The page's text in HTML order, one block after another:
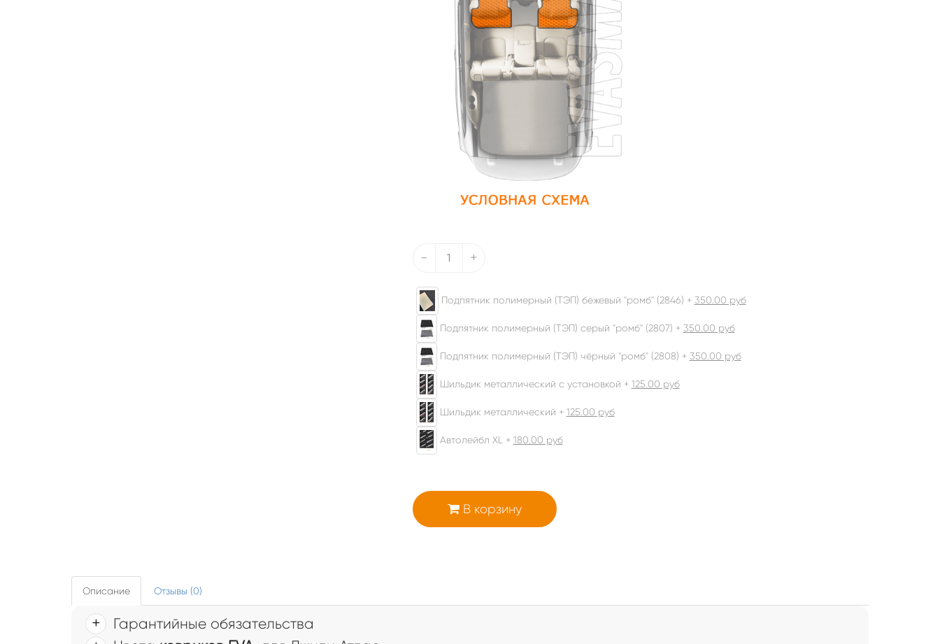
- +
Подпятник полимерный (ТЭП) бежевый "ромб" (2846) + 350.00 руб
Подпятник полимерный (ТЭП) серый "ромб" (2807) + 350.00 руб
Подпятник полимерный (ТЭП) чёрный "ромб" (2808) + 350.00 руб
Шильдик металлический с установкой + 125.00 руб
Шильдик металлический + 125.00 руб
Автолейбл XL + 180.00 руб
В корзину
Описание Отзывы (0)
Гарантийные обязательства